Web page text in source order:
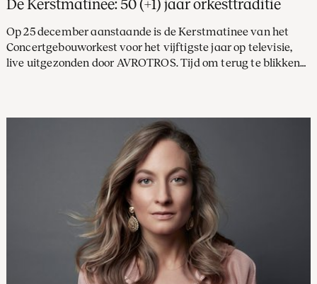
De Kerstmatinee: 50 (+1) jaar orkesttraditie
Op 25 december aanstaande is de Kerstmatinee van het
Concertgebouworkest voor het vijftigste jaar op televisie,
live uitgezonden door AVROTROS. Tijd om terug te blikken